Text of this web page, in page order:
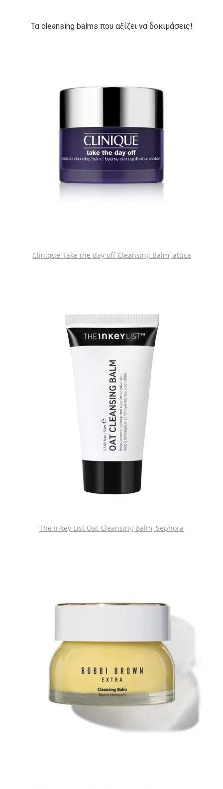
Τα cleansing balms που αξίζει να δοκιμάσεις!
Clinique Take the day off Cleansing Balm, attica
The Inkey List Oat Cleansing Balm, Sephora